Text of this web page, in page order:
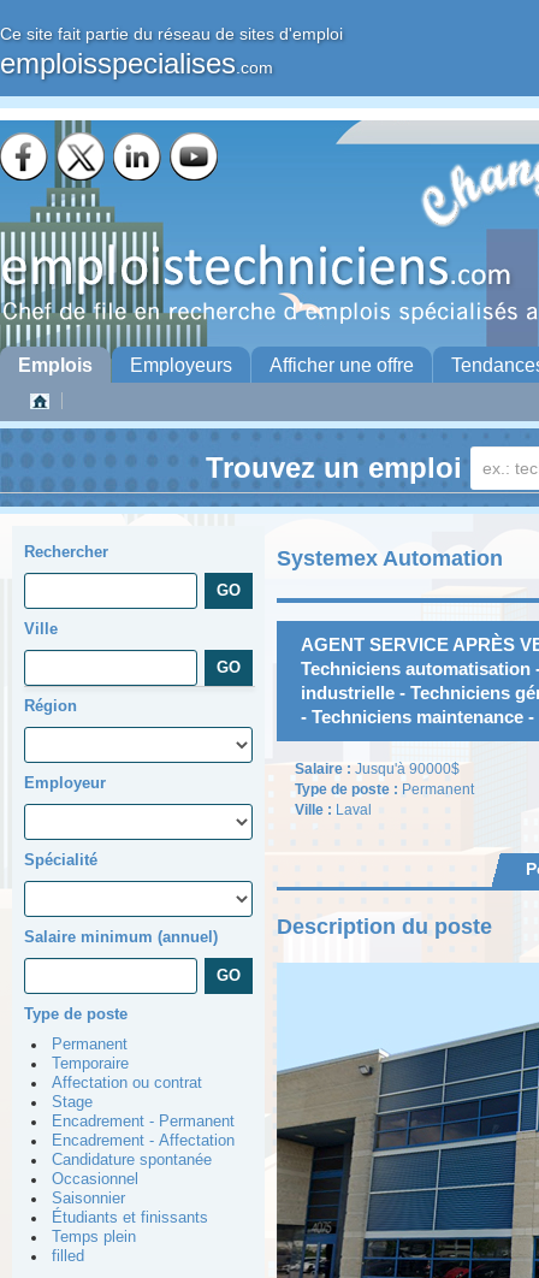
Ce site fait partie du réseau de sites d'emploi
emploisspecialises .com
Emplois Employeurs Afficher une offre
Trouvez un emploi
Rechercher
Ville
Région
Employeur
Spécialité
Salaire minimum (annuel)
Type de poste
Permanent
Temporaire
Affectation ou contrat
Stage
Encadrement - Permanent
Encadrement - Affectation
Candidature spontanée
Occasionnel
Saisonnier
Étudiants et finissants
Temps plein
filled
Systemex Automation
AGENT SERVICE APRÈS
Techniciens automatisation
industrielle - Techniciens
- Techniciens maintenance
Salaire : Jusqu'à 90000$
Type de poste : Permanent
Ville : Laval
Description du poste